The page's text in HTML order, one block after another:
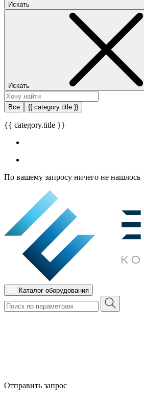
Искать
Искать
Все {{ category.title }}
{{ category.title }}
По вашему запросу ничего не нашлось
Каталог оборудования
Отправить запрос